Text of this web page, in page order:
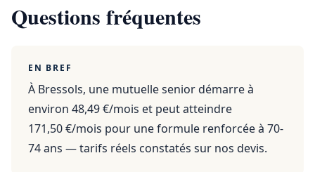
Questions fréquentes
EN BREF
À Bressols, une mutuelle senior démarre à
environ 48,49 €/mois et peut atteindre
171,50 €/mois pour une formule renforcée à 70-
74 ans — tarifs réels constatés sur nos devis.